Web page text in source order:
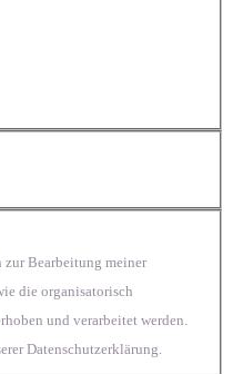
zur Bearbeitung meiner
Weitere Informationen finden Sie in unserer Datenschutzerklärung.